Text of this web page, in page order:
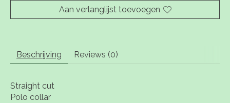
Aan verlanglijst toevoegen
Beschrijving Reviews (0)
Straight cut
Polo collar